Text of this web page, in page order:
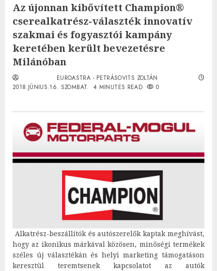
Az újonnan kibővített Champion®
cserealkatrész-választék innovatív
szakmai és fogyasztói kampány
keretében került bevezetésre
Milánóban
EUROASTRA - PETRÁSOVITS ZOLTÁN
2018.JÚNIUS.16. SZOMBAT.
4 MINUTES READ 0
Alkatrész-beszállítók és autószerelők kaptak meghívást,
hogy az ikonikus márkával közösen, minőségi termékek
széles új választékán és helyi marketing támogatáson
keresztül teremtsenek kapcsolatot az autók